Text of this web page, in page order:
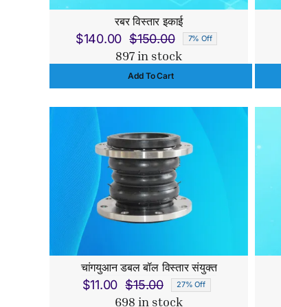
रबर विस्तार इकाई
$150.00
Original
price
$140.00
Current
price
7% Off
897 in stock
Add To Cart
चांगयुआन डबल बॉल विस्तार संयुक्त
$15.00
Original
$11.00
Current
27% Off
698 in stock